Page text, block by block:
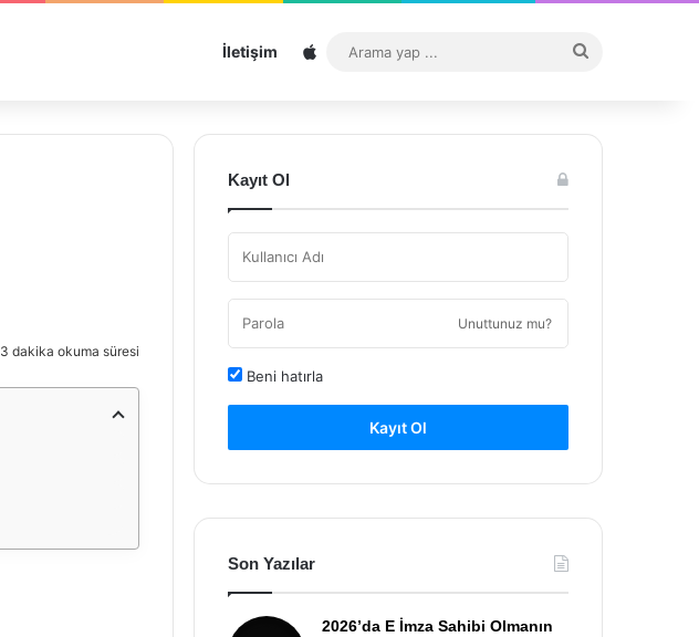
İletişim Sitemap
...
3 dakika okuma süresi
Kayıt Ol
Unuttunuz mu?
Beni hatırla
Kayıt Ol
Son Yazılar
2026’da E İmza Sahibi Olmanın